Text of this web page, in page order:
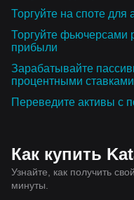
Торгуйте на споте для
Торгуйте фьючерсами
прибыли
Зарабатывайте
процентными ставками
Переведите активы с
Как купить
Узнайте, как получить
минуты.